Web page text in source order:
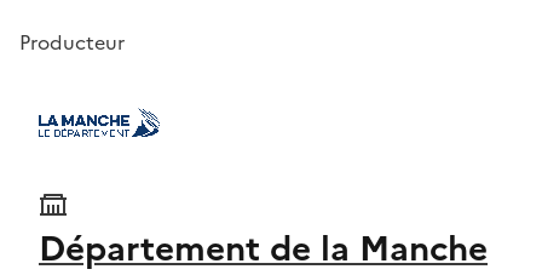
Producteur
Département de la Manche